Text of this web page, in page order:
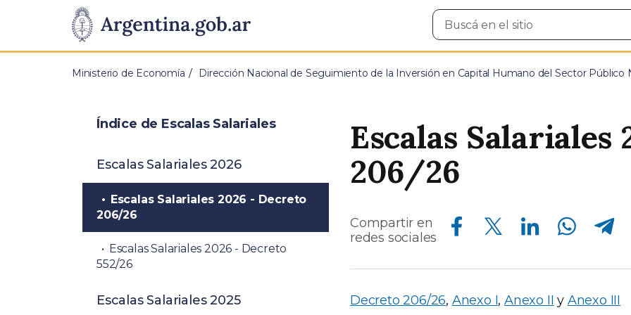
Presidencia
de
Pasar al contenido principal
Buscar
en
Ministerio de Economía Dirección Nacional de Seguimiento de la Inversión en Capital Humano del Sector Público
Escalas Salariales
206/26
Compartir en
redes sociales
Compartir en Facebook Compartir en Twitter Compartir en Linkedin Compartir en Whatsapp Compartir en Telegram
Decreto 206/26, Anexo I,Anexo II y Anexo III
Índice de Escalas Salariales
Escalas Salariales 2026
Escalas Salariales 2026 - Decreto
206/26
Escalas Salariales 2026 - Decreto
552/26
Escalas Salariales 2025